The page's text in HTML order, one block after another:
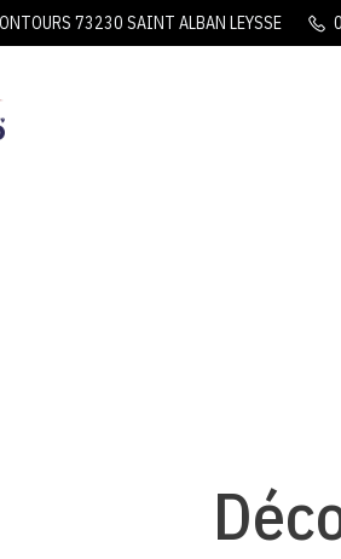
73230 SAINT ALBAN LEYSSE